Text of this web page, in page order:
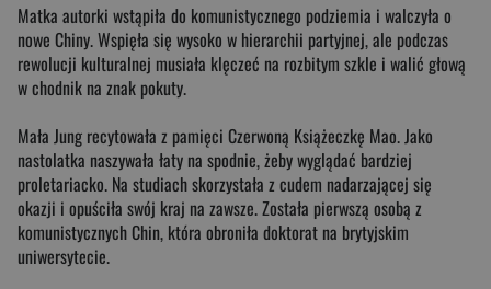
Matka autorki wstąpiła do komunistycznego podziemia i walczyła o
nowe Chiny. Wspięła się wysoko w hierarchii partyjnej, ale podczas
rewolucji kulturalnej musiała klęczeć na rozbitym szkle i walić głową
w chodnik na znak pokuty.
Mała Jung recytowała z pamięci Czerwoną Książeczkę Mao. Jako
nastolatka naszywała łaty na spodnie, żeby wyglądać bardziej
proletariacko. Na studiach skorzystała z cudem nadarzającej się
okazji i opuściła swój kraj na zawsze. Została pierwszą osobą z
komunistycznych Chin, która obroniła doktorat na brytyjskim
uniwersytecie.